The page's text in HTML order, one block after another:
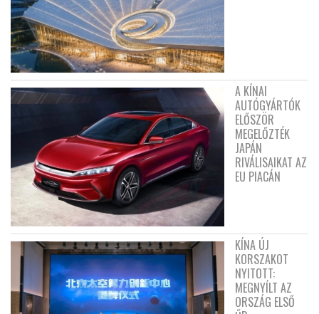
A KÍNAI
AUTÓGYÁRTÓK
ELŐSZÖR
MEGELŐZTÉK
JAPÁN
RIVÁLISAIKAT AZ
EU PIACÁN
KÍNA ÚJ
KORSZAKOT
NYITOTT:
MEGNYÍLT AZ
ORSZÁG ELSŐ